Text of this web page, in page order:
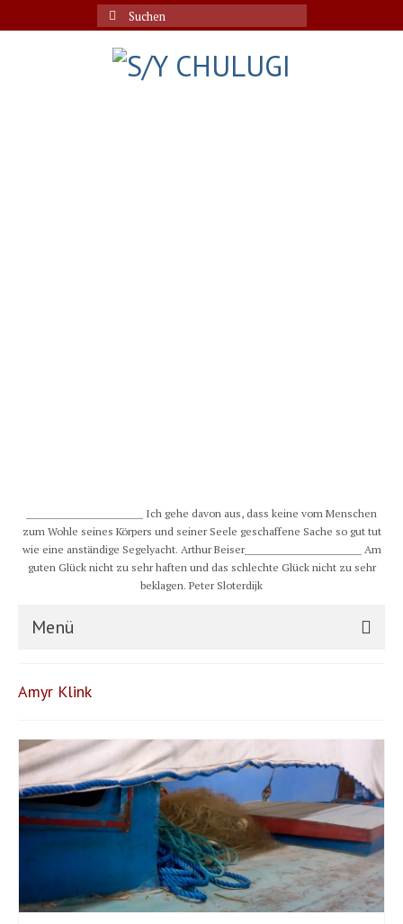
Suche
nach:
__________________________ Ich gehe davon aus, dass keine vom Menschen
zum Wohle seines Körpers und seiner Seele geschaffene Sache so gut tut
wie eine anständige Segelyacht. Arthur Beiser__________________________ Am
guten Glück nicht zu sehr haften und das schlechte Glück nicht zu sehr
beklagen. Peter Sloterdijk
Menü
Crew
Karte und Wind
Länder und Inseln
Bordbibliothek
Amyr Klink